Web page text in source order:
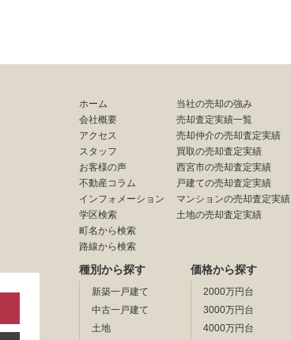
ホーム
会社概要
アクセス
スタッフ
お客様の声
不動産コラム
インフォメーション
学区検索
町名から検索
路線から検索
当社の売却の強み
売却査定実績一覧
売却仲介の売却査定実績
買取の売却査定実績
西宮市の売却査定実績
戸建ての売却査定実績
マンションの売却査定実績
土地の売却査定実績
種別から探す
新築一戸建て
中古一戸建て
土地
価格から探す
2000万円台
3000万円台
4000万円台